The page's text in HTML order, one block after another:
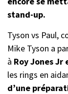
stand-up.
Tyson vs Paul,
Mike Tyson a
à Roy Jones Jr
les rings en
d’une